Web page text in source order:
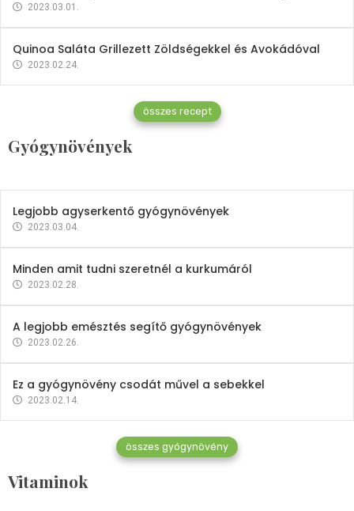
2023.03.01.
Quinoa Saláta Grillezett Zöldségekkel és Avokádóval
2023.02.24.
összes recept
Gyógynövények
Gyógynövények
Mindent a petrezselyemről
2023.12.21.
Legjobb agyserkentő gyógynövények
2023.03.04.
Minden amit tudni szeretnél a kurkumáról
2023.02.28.
A legjobb emésztés segítő gyógynövények
2023.02.26.
Ez a gyógynövény csodát művel a sebekkel
2023.02.14.
összes gyógynövény
Vitaminok
Vitaminok
Mindent a B-12 vitaminról
2023.02.27.